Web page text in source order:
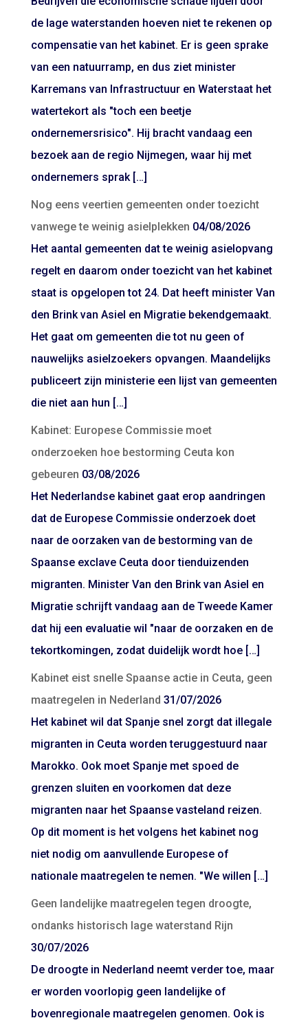
de lage waterstanden hoeven niet te rekenen op
compensatie van het kabinet. Er is geen sprake
van een natuurramp, en dus ziet minister
Karremans van Infrastructuur en Waterstaat het
watertekort als "toch een beetje
ondernemersrisico". Hij bracht vandaag een
bezoek aan de regio Nijmegen, waar hij met
ondernemers sprak […]
Nog eens veertien gemeenten onder toezicht
vanwege te weinig asielplekken 04/08/2026
Het aantal gemeenten dat te weinig asielopvang
regelt en daarom onder toezicht van het kabinet
staat is opgelopen tot 24. Dat heeft minister Van
den Brink van Asiel en Migratie bekendgemaakt.
Het gaat om gemeenten die tot nu geen of
nauwelijks asielzoekers opvangen. Maandelijks
publiceert zijn ministerie een lijst van gemeenten
die niet aan hun […]
Kabinet: Europese Commissie moet
onderzoeken hoe bestorming Ceuta kon
gebeuren 03/08/2026
Het Nederlandse kabinet gaat erop aandringen
dat de Europese Commissie onderzoek doet
naar de oorzaken van de bestorming van de
Spaanse exclave Ceuta door tienduizenden
migranten. Minister Van den Brink van Asiel en
Migratie schrijft vandaag aan de Tweede Kamer
dat hij een evaluatie wil "naar de oorzaken en de
tekortkomingen, zodat duidelijk wordt hoe […]
Kabinet eist snelle Spaanse actie in Ceuta, geen
maatregelen in Nederland 31/07/2026
Het kabinet wil dat Spanje snel zorgt dat illegale
migranten in Ceuta worden teruggestuurd naar
Marokko. Ook moet Spanje met spoed de
grenzen sluiten en voorkomen dat deze
migranten naar het Spaanse vasteland reizen.
Op dit moment is het volgens het kabinet nog
niet nodig om aanvullende Europese of
nationale maatregelen te nemen. "We willen […]
Geen landelijke maatregelen tegen droogte,
ondanks historisch lage waterstand Rijn
30/07/2026
De droogte in Nederland neemt verder toe, maar
er worden voorlopig geen landelijke of
bovenregionale maatregelen genomen. Ook is